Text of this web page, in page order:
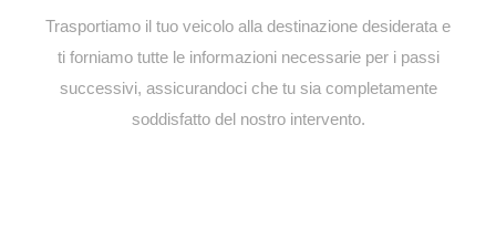
Trasportiamo il tuo veicolo alla destinazione desiderata e
ti forniamo tutte le informazioni necessarie per i passi
successivi, assicurandoci che tu sia completamente
soddisfatto del nostro intervento.